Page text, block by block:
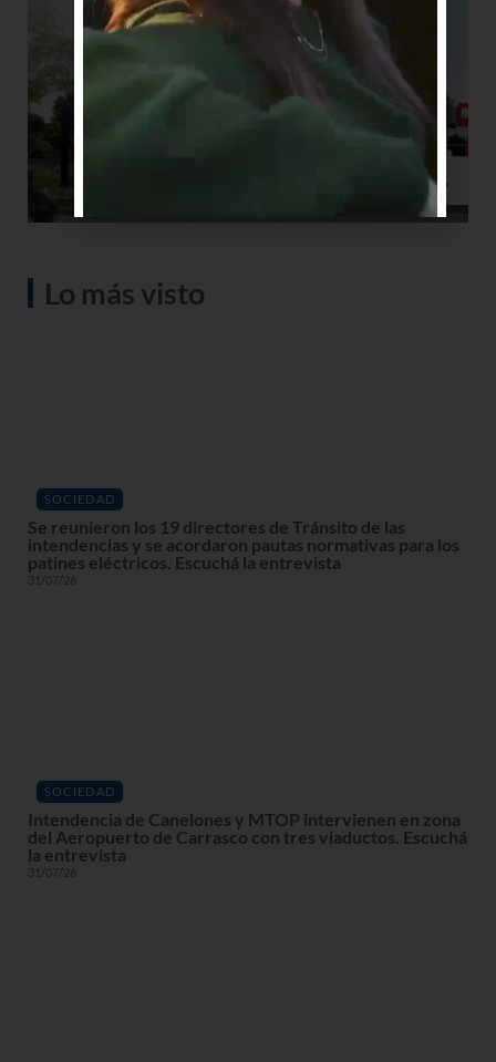
Lo más visto
SOCIEDAD
Se reunieron los 19 directores de Tránsito de las
intendencias y se acordaron pautas normativas para los
patines eléctricos. Escuchá la entrevista
31/07/26
SOCIEDAD
Intendencia de Canelones y MTOP intervienen en zona
del Aeropuerto de Carrasco con tres viaductos. Escuchá
la entrevista
31/07/26